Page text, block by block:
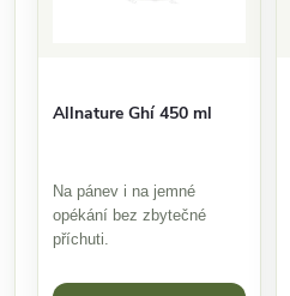
Allnature Ghí 450 ml
Na pánev i na jemné
opékání bez zbytečné
příchuti.